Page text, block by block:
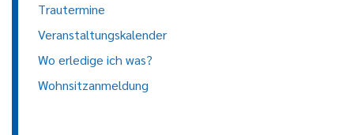
Trautermine
Veranstaltungskalender
Wo erledige ich was?
Wohnsitzanmeldung